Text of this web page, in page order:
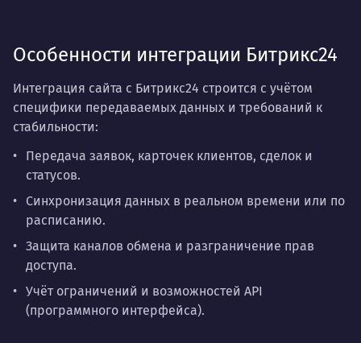
Особенности интеграции Битрикс24
Интеграция сайта с Битрикс24 строится с учётом
специфики передаваемых данных и требований к
стабильности:
Передача заявок, карточек клиентов, сделок и
статусов.
Синхронизация данных в реальном времени или по
расписанию.
Защита каналов обмена и разграничение прав
доступа.
Учёт ограничений и возможностей API
(программного интерфейса).